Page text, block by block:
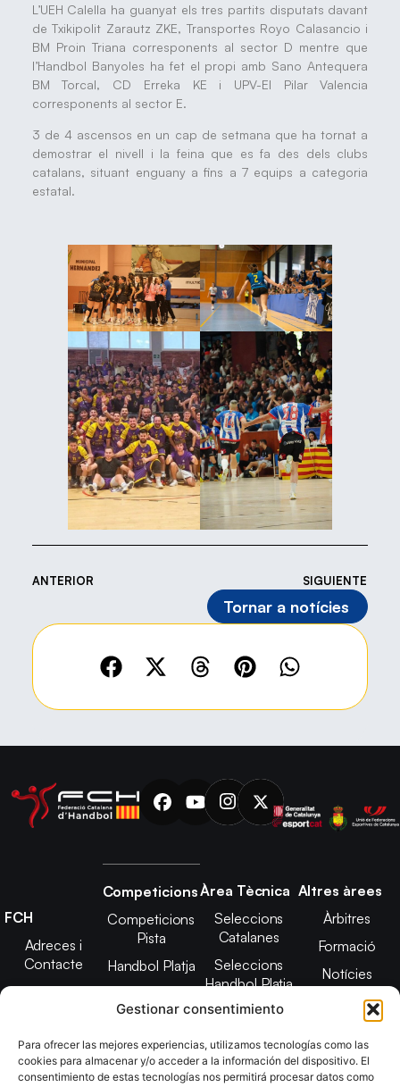
Gestionar consentimiento
Para ofrecer las mejores experiencias, utilizamos tecnologías como las
cookies para almacenar y/o acceder a la información del dispositivo. El
consentimiento de estas tecnologías nos permitirá procesar datos como
L’UEH Calella ha guanyat els tres partits disputats davant
de Txikipolit Zarautz ZKE, Transportes Royo Calasancio i
BM Proin Triana corresponents al sector D mentre que
l’Handbol Banyoles ha fet el propi amb Sano Antequera
BM Torcal, CD Erreka KE i UPV-El Pilar Valencia
corresponents al sector E.
3 de 4 ascensos en un cap de setmana que ha tornat a
demostrar el nivell i la feina que es fa des dels clubs
catalans, situant enguany a fins a 7 equips a categoria
estatal.
ANTERIOR SIGUIENTE
Tornar a notícies
FCH
Adreces i
Contacte
Junta Directiva
2025
Estatuts
Competicions
Competicions
Pista
Handbol Platja
Àrea Tècnica
Seleccions
Catalanes
Seleccions
Handbol Platja
Tecnificació
CATH
Altres àrees
Àrbitres
Formació
Notícies
Adreces de
contacte